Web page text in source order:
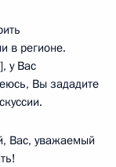
в регионе.
у Вас
Вы зададите
Вас, уважаемый